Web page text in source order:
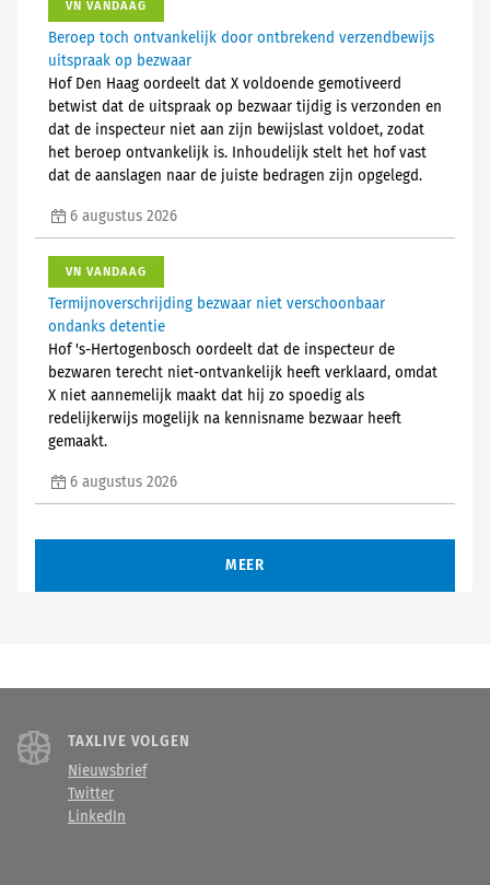
VN VANDAAG
Beroep toch ontvankelijk door ontbrekend verzendbewijs
uitspraak op bezwaar
Hof Den Haag oordeelt dat X voldoende gemotiveerd
betwist dat de uitspraak op bezwaar tijdig is verzonden en
dat de inspecteur niet aan zijn bewijslast voldoet, zodat
het beroep ontvankelijk is. Inhoudelijk stelt het hof vast
dat de aanslagen naar de juiste bedragen zijn opgelegd.
6 augustus 2026
VN VANDAAG
Termijnoverschrijding bezwaar niet verschoonbaar
ondanks detentie
Hof 's-Hertogenbosch oordeelt dat de inspecteur de
bezwaren terecht niet-ontvankelijk heeft verklaard, omdat
X niet aannemelijk maakt dat hij zo spoedig als
redelijkerwijs mogelijk na kennisname bezwaar heeft
gemaakt.
6 augustus 2026
MEER
TAXLIVE VOLGEN
Nieuwsbrief
Twitter
LinkedIn